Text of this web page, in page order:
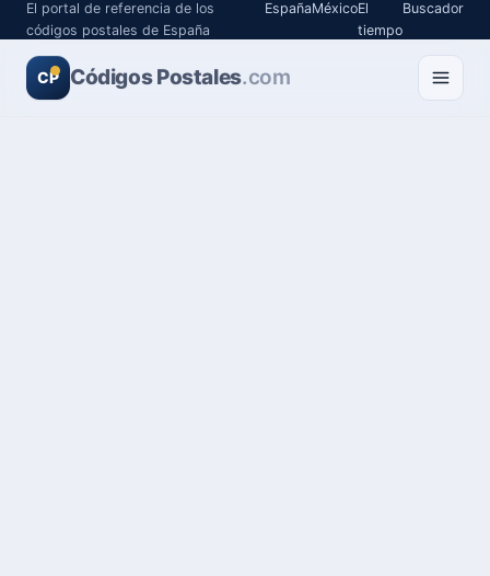
El portal de referencia de los
códigos postales de España
EspañaMéxicoEl
tiempo
Buscador
CP Códigos Postales.com